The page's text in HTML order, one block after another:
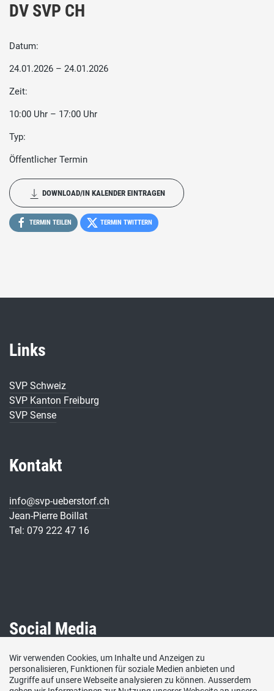
DV SVP CH
Datum:
24.01.2026 – 24.01.2026
Zeit:
10:00 Uhr – 17:00 Uhr
Typ:
Öffentlicher Termin
DOWNLOAD/IN KALENDER EINTRAGEN
TERMIN TEILEN TERMIN TWITTERN
Links
SVP Schweiz
SVP Kanton Freiburg
SVP Sense
Kontakt
info@svp-ueberstorf.ch
Jean-Pierre Boillat
Tel: 079 222 47 16
Social Media
Besuchen Sie uns bei:
Wir verwenden Cookies, um Inhalte und Anzeigen zu
personalisieren, Funktionen für soziale Medien anbieten und
Zugriffe auf unsere Webseite analysieren zu können. Ausserdem